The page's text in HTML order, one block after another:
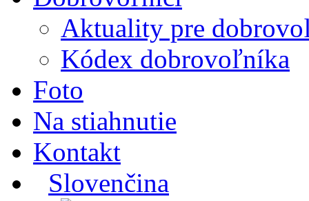
Aktuality pre
Kódex dobrovoľníka
Foto
Na stiahnutie
Kontakt
Slovenčina